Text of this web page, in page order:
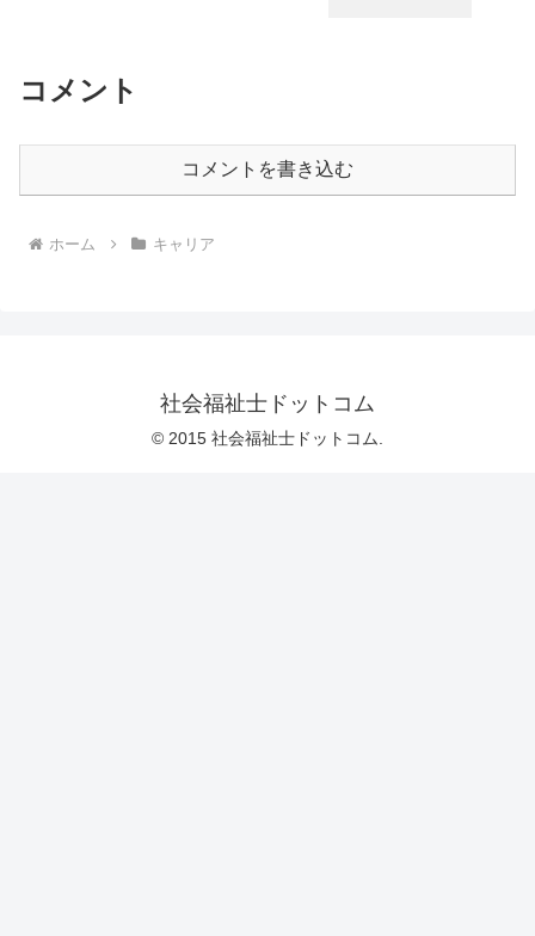
コメント
コメントを書き込む
ホーム キャリア
社会福祉士ドットコム
© 2015 社会福祉士ドットコム.